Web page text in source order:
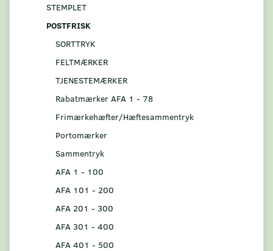
STEMPLET
POSTFRISK
SORTTRYK
FELTMÆRKER
TJENESTEMÆRKER
Rabatmærker AFA 1 - 78
Frimærkehæfter/Hæftesammentryk
Portomærker
Sammentryk
AFA 1 - 100
AFA 101 - 200
AFA 201 - 300
AFA 301 - 400
AFA 401 - 500